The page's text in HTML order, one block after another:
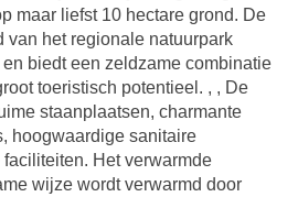
maar liefst 10 hectare grond. De
van het regionale natuurpark
biedt een zeldzame combinatie
toeristisch potentieel. , , De
staanplaatsen, charmante
hoogwaardige sanitaire
Het verwarmde
wijze wordt verwarmd door